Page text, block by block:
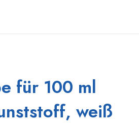
Flaschen nach Marke
für 100 ml
weiß